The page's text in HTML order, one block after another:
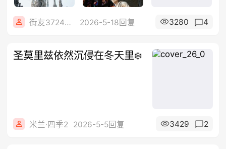
街友37248604 2026-5-18回复 3280 4
圣莫里兹依然沉侵在冬天里❄️
米兰·四季2 2026-5-5回复 3429 2